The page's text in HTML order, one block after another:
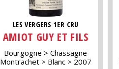
LES VERGERS 1ER CRU
AMIOT GUY ET FILS
Bourgogne
Chassagne
Montrachet
Blanc 2007